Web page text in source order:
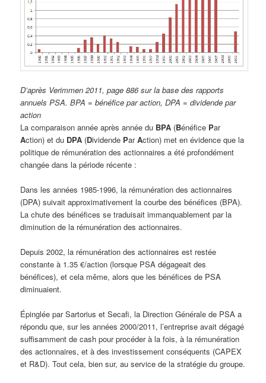
D’après Verimmen 2011, page 886 sur la base des rapports
annuels PSA. BPA = bénéfice par action, DPA = dividende par
action
La comparaison année après année du BPA (Bénéfice Par
Action) et du DPA (Dividende ParAction) met en évidence que la
politique de rémunération des actionnaires a été profondément
changée dans la période récente :
Dans les années 1985-1996, la rémunération des actionnaires
(DPA) suivait approximativement la courbe des bénéfices (BPA).
La chute des bénéfices se traduisait immanquablement par la
diminution de la rémunération des actionnaires.
Depuis 2002, la rémunération des actionnaires est restée
constante à 1.35 €/action (lorsque PSA dégageait des
bénéfices), et cela même, alors que les bénéfices de PSA
diminuaient.
Épinglée par Sartorius et Secafi, la Direction Générale de PSA a
répondu que, sur les années 2000/2011, l’entreprise avait dégagé
suffisamment de cash pour procéder à la fois, à la rémunération
des actionnaires, et à des investissement conséquents (CAPEX
et R&D). Tout cela, bien sur, au service de la stratégie du groupe.